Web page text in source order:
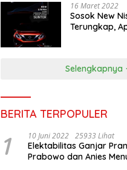
16 Maret 2022
Sosok New
Terungkap,
Selengkapnya
BERITA TERPOPULER
1 10 Juni 2022 25933 Lihat
Elektabilitas Ganjar
Prabowo dan Anies